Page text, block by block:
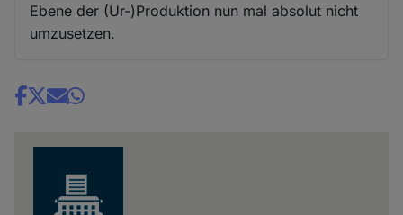
Ebene der (Ur-)Produktion nun mal absolut nicht
umzusetzen.
Share